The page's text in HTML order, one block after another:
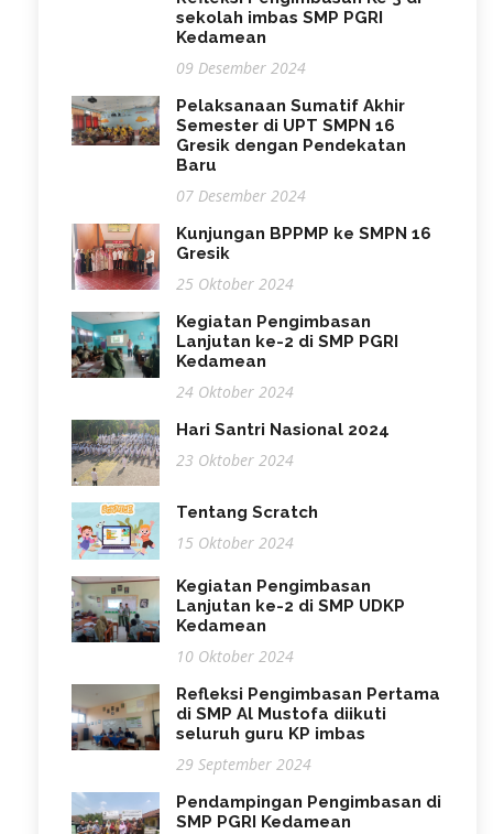
sekolah imbas SMP PGRI
Kedamean
09 Desember 2024
Pelaksanaan Sumatif Akhir
Semester di UPT SMPN 16
Gresik dengan Pendekatan
Baru
07 Desember 2024
Kunjungan BPPMP ke SMPN 16
Gresik
25 Oktober 2024
Kegiatan Pengimbasan
Lanjutan ke-2 di SMP PGRI
Kedamean
24 Oktober 2024
Hari Santri Nasional 2024
23 Oktober 2024
Tentang Scratch
15 Oktober 2024
Kegiatan Pengimbasan
Lanjutan ke-2 di SMP UDKP
Kedamean
10 Oktober 2024
Refleksi Pengimbasan Pertama
di SMP Al Mustofa diikuti
seluruh guru KP imbas
29 September 2024
Pendampingan Pengimbasan di
SMP PGRI Kedamean